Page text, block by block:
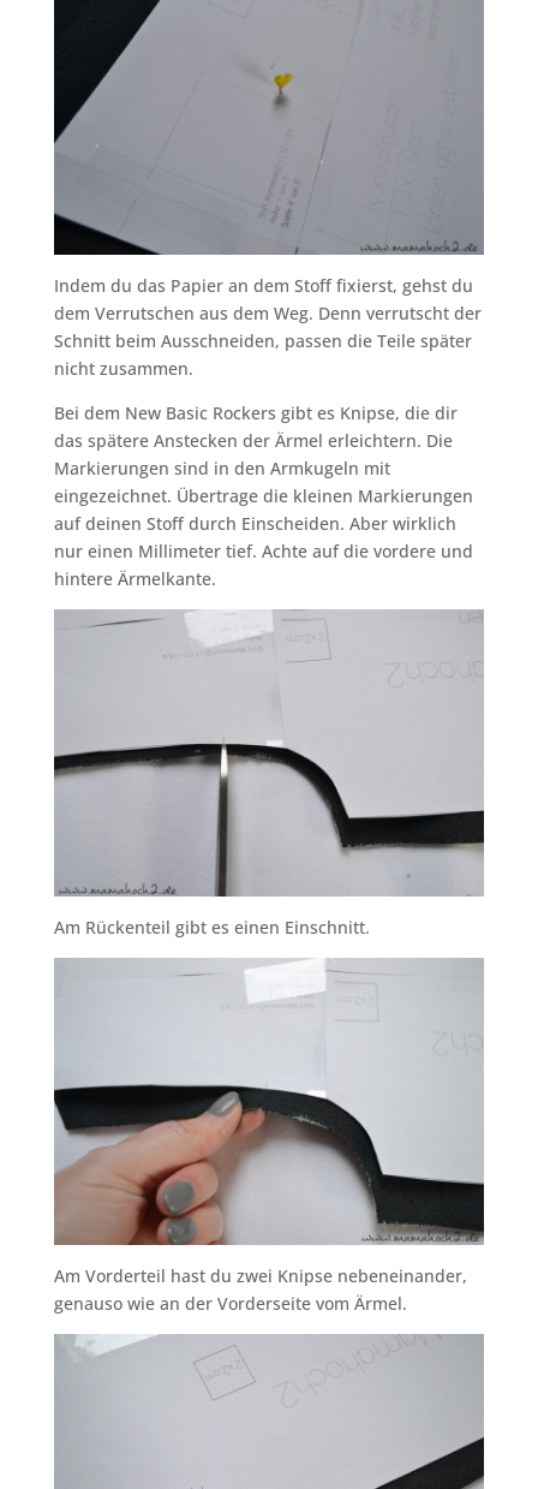
Indem du das Papier an dem Stoff fixierst, gehst du
dem Verrutschen aus dem Weg. Denn verrutscht der
Schnitt beim Ausschneiden, passen die Teile später
nicht zusammen.
Bei dem New Basic Rockers gibt es Knipse, die dir
das spätere Anstecken der Ärmel erleichtern. Die
Markierungen sind in den Armkugeln mit
eingezeichnet. Übertrage die kleinen Markierungen
auf deinen Stoff durch Einscheiden. Aber wirklich
nur einen Millimeter tief. Achte auf die vordere und
hintere Ärmelkante.
Am Rückenteil gibt es einen Einschnitt.
Am Vorderteil hast du zwei Knipse nebeneinander,
genauso wie an der Vorderseite vom Ärmel.